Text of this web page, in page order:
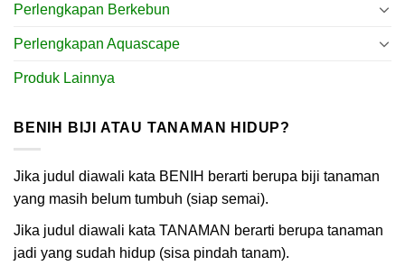
Perlengkapan Berkebun
Perlengkapan Aquascape
Produk Lainnya
BENIH BIJI ATAU TANAMAN HIDUP?
Jika judul diawali kata BENIH berarti berupa biji tanaman
yang masih belum tumbuh (siap semai).
Jika judul diawali kata TANAMAN berarti berupa tanaman
jadi yang sudah hidup (sisa pindah tanam).